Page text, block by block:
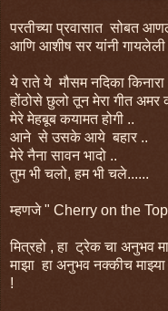
परतीच्या प्रवासात सोबत
आणि आशीष सर यांनी गायलेली
ये राते ये मौसम नदिका किनारा
होंठोसे छुलो तून मेरा गीत अमर
मेरे मेहबूब कयामत होगी ..
आने से उसके आये बहार ..
मेरे नैना सावन भादो ..
तुम भी चलो, हम भी चले......
म्हणजे " Cherry on the
मित्रहो , हा ट्रेक चा अनुभव
माझा हा अनुभव नक्कीच
!